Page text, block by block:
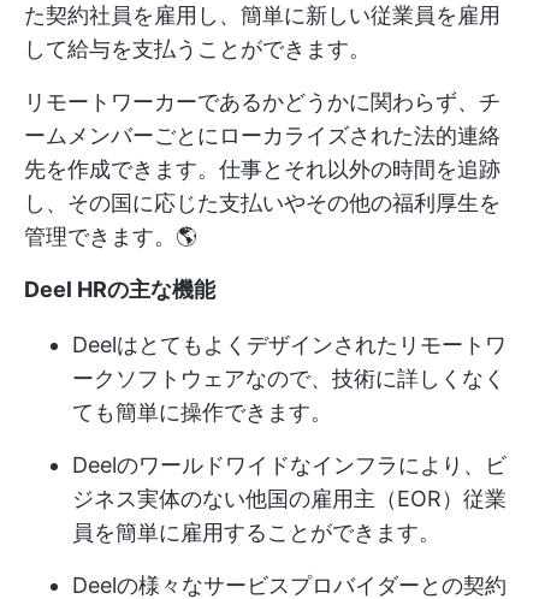
た契約社員を雇用し、簡単に新しい従業員を雇用
して給与を支払うことができます。
リモートワーカーであるかどうかに関わらず、チ
ームメンバーごとにローカライズされた法的連絡
先を作成できます。仕事とそれ以外の時間を追跡
し、その国に応じた支払いやその他の福利厚生を
管理できます。🌎
Deel HRの主な機能
Deelはとてもよくデザインされたリモートワ
ークソフトウェアなので、技術に詳しくなく
ても簡単に操作できます。
Deelのワールドワイドなインフラにより、ビ
ジネス実体のない他国の雇用主（EOR）従業
員を簡単に雇用することができます。
Deelの様々なサービスプロバイダーとの契約